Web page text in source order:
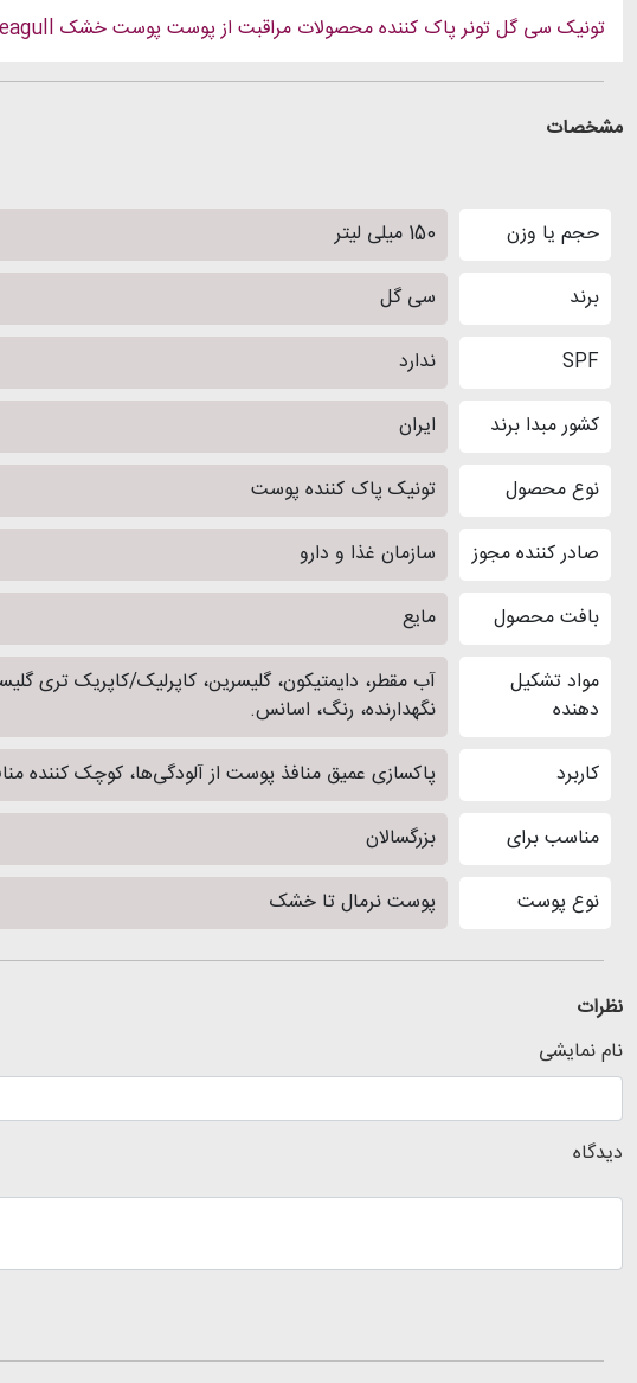
تونیک سی گلتونر پاک کنندهمحصولات مراقبت از پوستپوست خشک
مشخصات
حجم یا وزن
150 میلی لیتر
برند
سی گل
SPF
ندارد
کشور مبدا برند
ایران
نوع محصول
تونیک پاک کننده پوست
صادر کننده مجوز
سازمان غذا و دارو
بافت محصول
مایع
مواد تشکیل
دهنده
نگهدارنده، رنگ، اسانس.
کاربرد
پاکسازی عمیق منافذ پوست از آلودگی‌ها، کوچک کننده
مناسب برای
بزرگسالان
نوع پوست
پوست نرمال تا خشک
نظرات
نام نمایشی
دیدگاه